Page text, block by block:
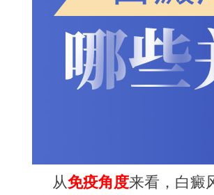
从免疫角度来看，白癜